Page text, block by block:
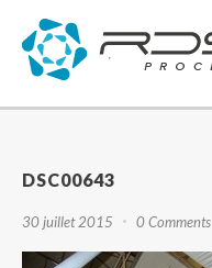
DSC00643
30 juillet 2015 0 Comments